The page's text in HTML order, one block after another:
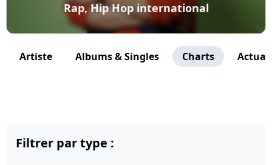
Rap, Hip Hop international
Artiste Albums & Singles Charts
Filtrer par type :